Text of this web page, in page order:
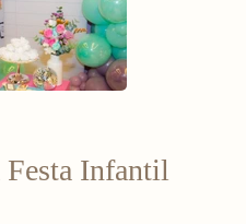
Festa Infantil